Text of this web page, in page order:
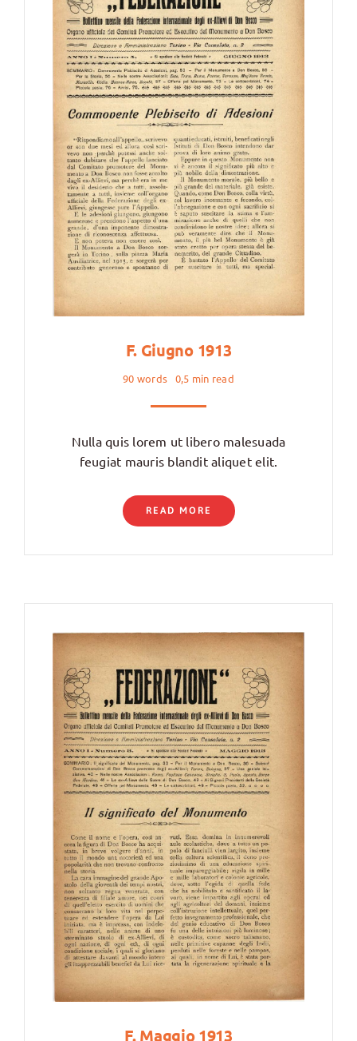
F. Giugno 1913
90 words 0,5 min read
Nulla quis lorem ut libero malesuada
feugiat mauris blandit aliquet elit.
READ MORE
F. Maggio 1913